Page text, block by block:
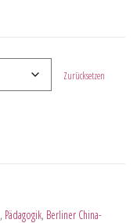
Zurücksetzen
, Pädagogik, Berliner China-